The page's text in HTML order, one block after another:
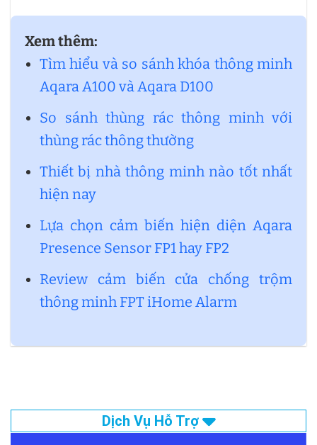
Xem thêm:
Tìm hiểu và so sánh khóa thông minh
Aqara A100 và Aqara D100
So sánh thùng rác thông minh với
thùng rác thông thường
Thiết bị nhà thông minh nào tốt nhất
hiện nay
Lựa chọn cảm biến hiện diện Aqara
Presence Sensor FP1 hay FP2
Review cảm biến cửa chống trộm
thông minh FPT iHome Alarm
Dịch Vụ Hỗ Trợ